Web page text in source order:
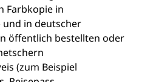
Farbkopie in
in deutscher
öffentlich bestellten oder
(zum Beispiel